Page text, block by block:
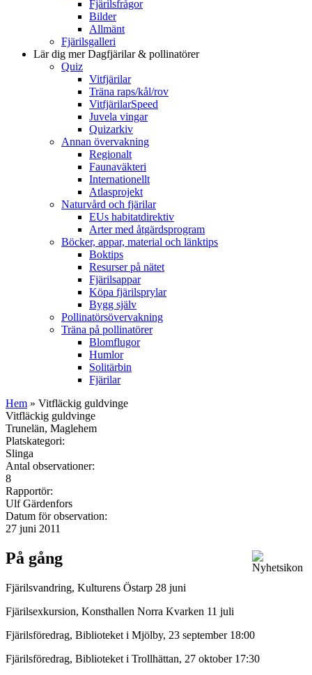
Fjärilsfrågor
Bilder
Allmänt
Fjärilsgalleri
Lär dig merDagfjärilar & pollinatörer
Quiz
Vitfjärilar
Träna raps/kål/rov
VitfjärilarSpeed
Juvela vingar
Quizarkiv
Annan övervakning
Regionalt
Faunaväkteri
Internationellt
Atlasprojekt
Naturvård och fjärilar
EUs habitatdirektiv
Arter med åtgärdsprogram
Böcker, appar, material och länktips
Boktips
Resurser på nätet
Fjärilsappar
Köpa fjärilsprylar
Bygg själv
Pollinatörsövervakning
Träna på pollinatörer
Blomflugor
Humlor
Solitärbin
Fjärilar
Hem » Vitfläckig guldvinge
Vitfläckig guldvinge
Trunelän, Maglehem
Platskategori:
Slinga
Antal observationer:
8
Rapportör:
Ulf Gärdenfors
Datum för observation:
27 juni 2011
På gång
Fjärilsvandring, Kulturens Östarp 28 juni
Fjärilsexkursion, Konsthallen Norra Kvarken 11 juli
Fjärilsföredrag, Biblioteket i Mjölby, 23 september 18:00
Fjärilsföredrag, Biblioteket i Trollhättan, 27 oktober 17:30